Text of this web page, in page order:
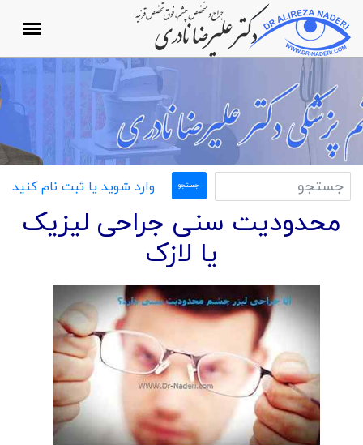
وارد شوید یا ثبت نام کنید
محدودیت سنی جراحی لیزیک
یا لازک